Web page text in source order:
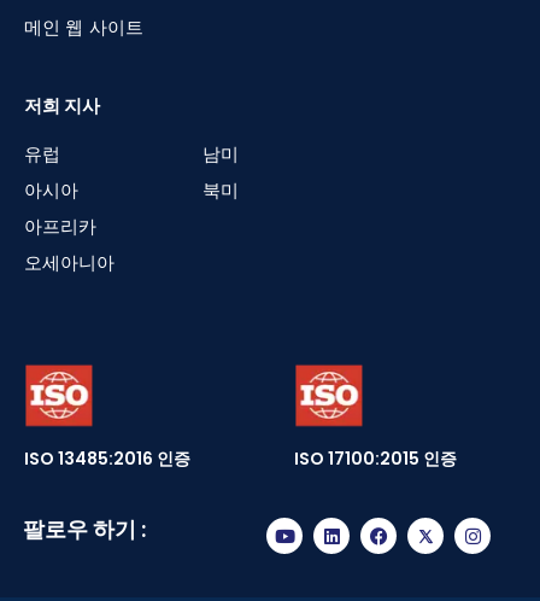
메인 웹 사이트
저희 지사
유럽
아시아
아프리카
오세아니아
남미
북미
ISO 13485:2016 인증 ISO 17100:2015 인증
팔로우 하기 :